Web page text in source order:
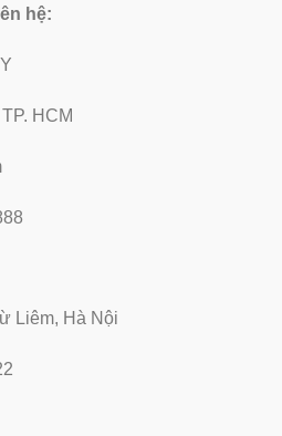
hệ:
HCM
Liêm, Hà Nội